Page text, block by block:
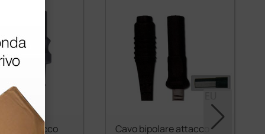
attacco
Cavo bipolare attacco